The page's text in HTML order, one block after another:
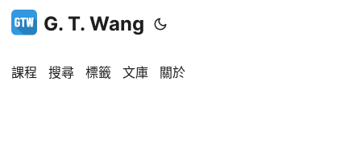
G. T. Wang
課程 搜尋 標籤 文庫 關於